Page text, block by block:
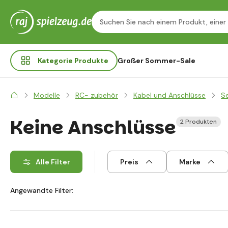
Kategorie Produkte Großer Sommer-Sale
Modelle RC- zubehör Kabel und Anschlüsse
Keine Anschlüsse 2 Produkten
Alle Filter Preis Marke
Angewandte Filter: